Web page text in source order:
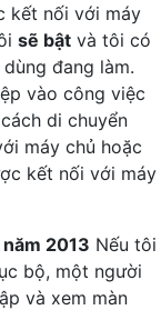
kết nối với máy
sẽ bật và tôi có
đang làm.
vào công việc
di chuyển
máy chủ hoặc
kết nối với máy
2013 Nếu tôi
bộ, một người
và xem màn